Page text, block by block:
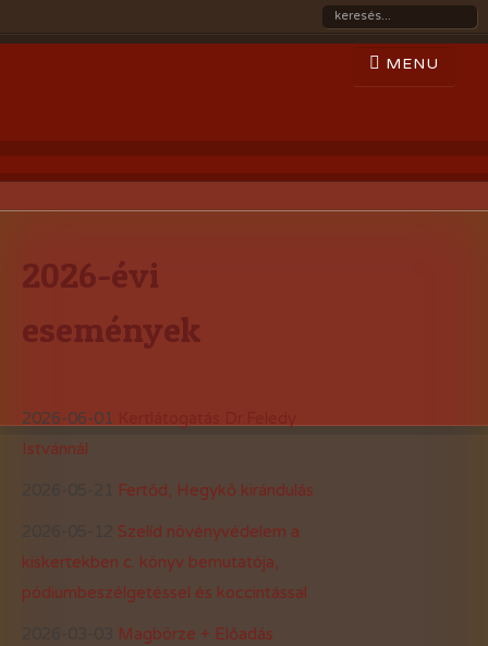
2026-évi
események
2026-06-01
Istvánnál
Fertőd, Hegykő kirándulás
Szelíd növényvédelem a
kiskertekben c. könyv bemutatója,
pódiumbeszélgetéssel és koccintással
Magbörze + Előadás